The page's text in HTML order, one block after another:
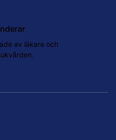
av läkare och